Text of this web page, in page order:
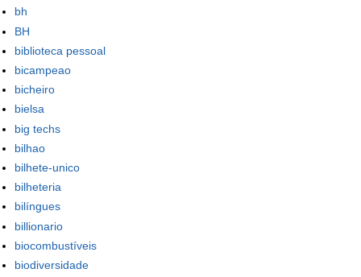
bh
BH
biblioteca pessoal
bicampeao
bicheiro
bielsa
big techs
bilhao
bilhete-unico
bilheteria
bilíngues
billionario
biocombustíveis
biodiversidade